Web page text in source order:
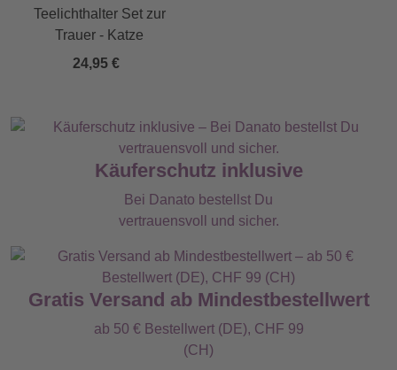
Teelichthalter Set zur
Trauer - Katze
24,95 €
Käuferschutz inklusive
Bei Danato bestellst Du
vertrauensvoll und sicher.
Gratis Versand ab Mindestbestellwert
ab 50 € Bestellwert (DE), CHF 99
(CH)